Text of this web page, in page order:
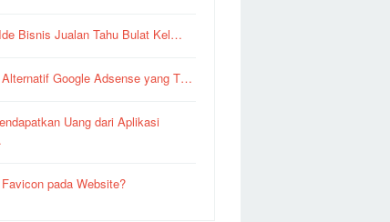
Bisnis Jualan Tahu Bulat Kel…
Google Adsense yang T…
Uang dari Aplikasi
pada Website?